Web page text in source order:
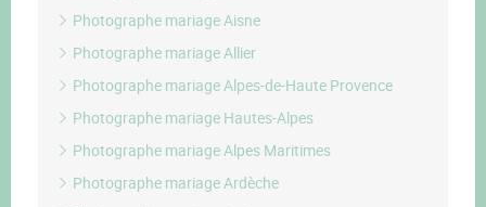
Photographe mariage Aisne
Photographe mariage Allier
Photographe mariage Alpes-de-Haute Provence
Photographe mariage Hautes-Alpes
Photographe mariage Alpes Maritimes
Photographe mariage Ardèche